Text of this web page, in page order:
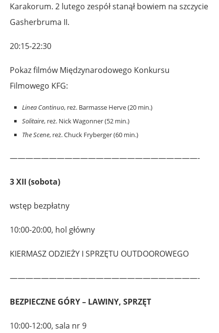
Karakorum. 2 lutego zespół stanął bowiem na szczycie
Gasherbruma II.
20:15-22:30
Pokaz filmów Międzynarodowego Konkursu
Filmowego KFG:
Linea Continuo, reż. Barmasse Herve (20 min.)
Solitaire, reż. Nick Wagonner (52 min.)
The Scene, reż. Chuck Fryberger (60 min.)
————————————————————————-
3 XII (sobota)
wstęp bezpłatny
10:00-20:00, hol główny
KIERMASZ ODZIEŻY I SPRZĘTU OUTDOOROWEGO
————————————————————————-
BEZPIECZNE GÓRY – LAWINY, SPRZĘT
10:00-12:00, sala nr 9